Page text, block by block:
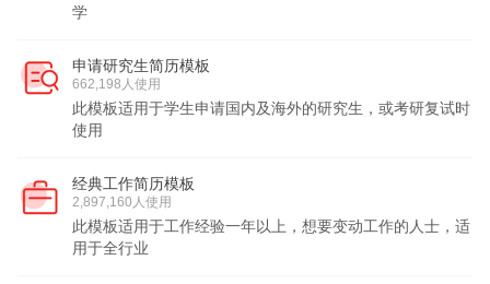
学
申请研究生简历模板
662,198人使用
此模板适用于学生申请国内及海外的研究生，或考研复试时
使用
经典工作简历模板
2,897,160人使用
此模板适用于工作经验一年以上，想要变动工作的人士，适
用于全行业